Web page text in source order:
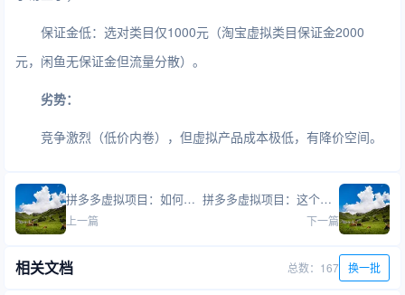
保证金低：选对类目仅1000元（淘宝虚拟类目保证金2000
元，闲鱼无保证金但流量分散）。
劣势：
竞争激烈（低价内卷），但虚拟产品成本极低，有降价空间。
拼多多虚拟项目：如何判断同行销量是否真实？评价怎么分析？
上一篇
拼多多虚拟项目：这个项目适合学生党/宝妈/上班族吗？
下一篇
相关文档 总数：167 换一批